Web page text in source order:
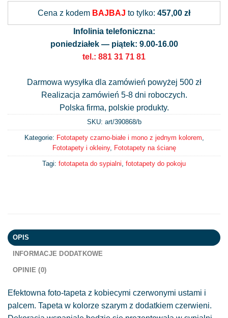
Cena z kodem BAJBAJ to tylko: 457,00 zł
Infolinia telefoniczna:
poniedziałek — piątek: 9.00-16.00
tel.: 881 31 71 81
Darmowa wysyłka dla zamówień powyżej 500 zł
Realizacja zamówień 5-8 dni roboczych.
Polska firma, polskie produkty.
SKU: art/390868/b
Kategorie: Fototapety czarno-białe i mono z jednym kolorem
Fototapety i okleiny, Fototapety na ścianę
Tagi: fototapeta do sypialni fototapety do pokoju
OPIS
INFORMACJE DODATKOWE
OPINIE (0)
Efektowna foto-tapeta z kobiecymi czerwonymi ustami i
palcem. Tapeta w kolorze szarym z dodatkiem czerwieni.